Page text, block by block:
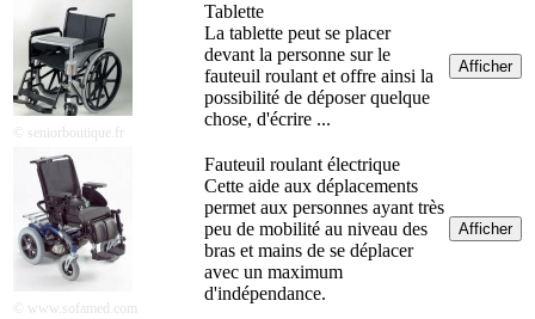
© seniorboutique.fr
Tablette
La tablette peut se placer
devant la personne sur le
fauteuil roulant et offre ainsi la
possibilité de déposer quelque
chose, d'écrire ...
Afficher
© www.sofamed.com
Fauteuil roulant électrique
Cette aide aux déplacements
permet aux personnes ayant très
peu de mobilité au niveau des
bras et mains de se déplacer
avec un maximum
d'indépendance.
Afficher